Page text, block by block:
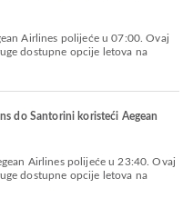
dostupne opcije letova na
do Santorini koristeći Aegean
dostupne opcije letova na